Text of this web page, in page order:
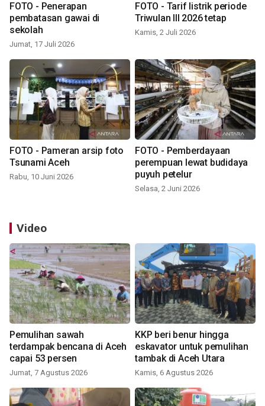
FOTO - Penerapan
pembatasan gawai di
sekolah
Jumat, 17 Juli 2026
FOTO - Tarif listrik periode
Triwulan III 2026 tetap
Kamis, 2 Juli 2026
FOTO - Pameran arsip foto
Tsunami Aceh
Rabu, 10 Juni 2026
FOTO - Pemberdayaan
perempuan lewat budidaya
puyuh petelur
Selasa, 2 Juni 2026
Video
Pemulihan sawah
terdampak bencana di Aceh
capai 53 persen
Jumat, 7 Agustus 2026
KKP beri benur hingga
eskavator untuk pemulihan
tambak di Aceh Utara
Kamis, 6 Agustus 2026